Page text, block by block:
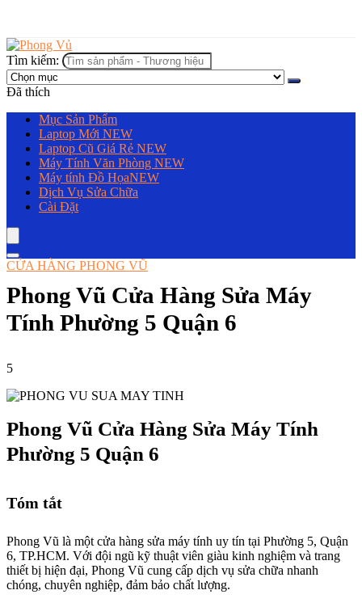
Tìm kiếm:
Đã thích
Mục Sản Phẩm
Laptop Mới NEW
Laptop Cũ Giá Rẻ NEW
Máy Tính Văn Phòng NEW
Máy tính Đồ HọaNEW
Dịch Vụ Sửa Chữa
Cài Đặt
CỬA HÀNG PHONG VŨ
Phong Vũ Cửa Hàng Sửa Máy
Tính Phường 5 Quận 6
5
Phong Vũ Cửa Hàng Sửa Máy Tính
Phường 5 Quận 6
Tóm tắt
Phong Vũ là một cửa hàng sửa máy tính uy tín tại Phường 5, Quận
6, TP.HCM. Với đội ngũ kỹ thuật viên giàu kinh nghiệm và trang
thiết bị hiện đại, Phong Vũ cung cấp dịch vụ sửa chữa nhanh
chóng, chuyên nghiệp, đảm bảo chất lượng.